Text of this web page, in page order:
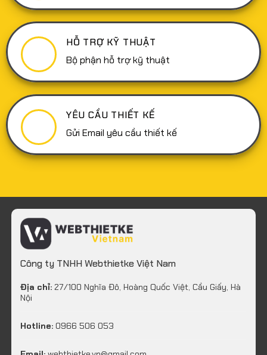
hiệu
quả
HỖ TRỢ KỸ THUẬT
Bộ phận hỗ trợ kỹ thuật
YÊU CẦU THIẾT KẾ
Gửi Email yêu cầu thiết kế
Công ty TNHH Webthietke Việt Nam
Địa chỉ: 27/100 Nghĩa Đô, Hoàng Quốc Việt, Cầu Giấy, Hà
Nội
Hotline: 0966 506 053